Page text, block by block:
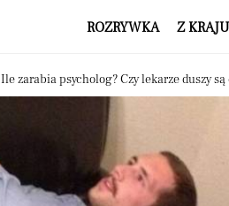
ROZRYWKA Z KRAJU
Ile zarabia psycholog? Czy lekarze duszy